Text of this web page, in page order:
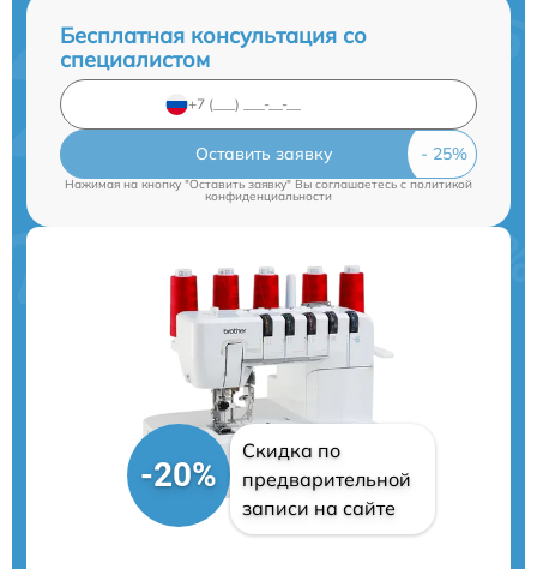
Бесплатная консультация со
специалистом
Оставить заявку
Нажимая на кнопку "Оставить заявку" Вы соглашаетесь cполитикой
конфиденциальности
-20%
Скидка по
предварительной
записи на сайте